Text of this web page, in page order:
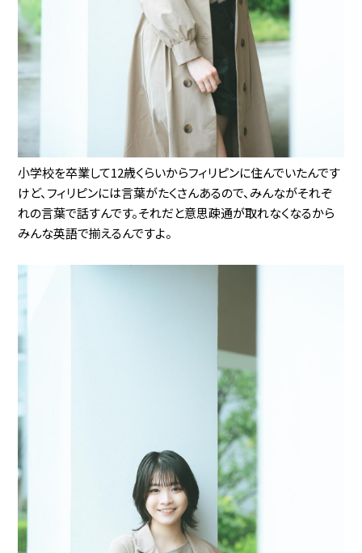
小学校を卒業して12歳くらいからフィリピンに住んでいたんです
けど、フィリピンには言葉がたくさんあるので、みんながそれぞ
れの言葉で話すんです。それだと意思疎通が取れなくなるから
みんな英語で揃えるんですよ。